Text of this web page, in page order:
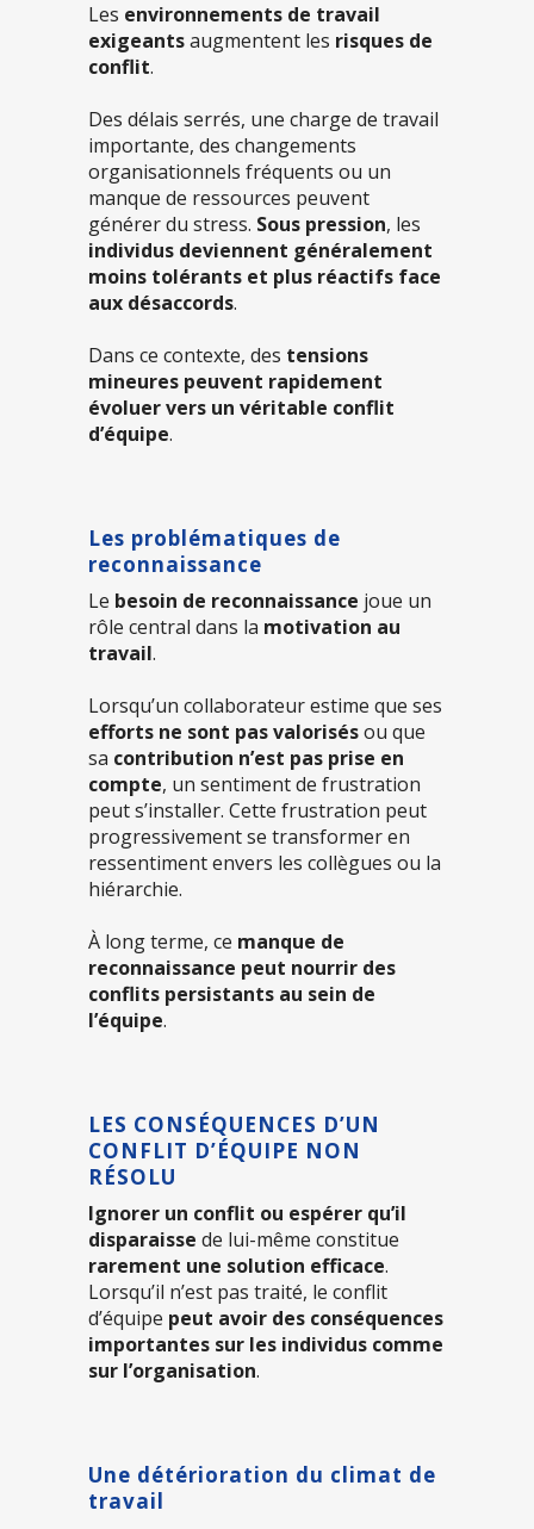
Les environnements de travail
exigeantsaugmentent les risques de
conflit.
Des délais serrés, une charge de travail
importante, des changements
organisationnels fréquents ou un
manque de ressources peuvent
générer du stress. Sous pression, les
individus deviennent généralement
moins tolérants et plus réactifs face
aux désaccords.
Dans ce contexte, des tensions
mineures peuvent rapidement
évoluer vers un véritable conflit
d’équipe.
Les problématiques de
reconnaissance
Le besoin de reconnaissance joue un
rôle central dans la motivation au
travail.
Lorsqu’un collaborateur estime que ses
efforts ne sont pas valorisésou que
sa contribution n’est pas prise en
compte, un sentiment de frustration
peut s’installer. Cette frustration peut
progressivement se transformer en
ressentiment envers les collègues ou la
hiérarchie.
À long terme, ce manque de
reconnaissance peut nourrir des
conflits persistants au sein de
l’équipe.
LES CONSÉQUENCES D’UN
CONFLIT D’ÉQUIPE NON
RÉSOLU
Ignorer un conflit ou espérer qu’il
disparaisse de lui-même constitue
rarement une solution efficace.
Lorsqu’il n’est pas traité, le conflit
d’équipe peut avoir des conséquences
importantes sur les individus comme
sur l’organisation.
Une détérioration du climat de
travail